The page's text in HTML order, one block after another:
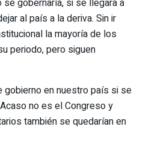
al país a la deriva. Sin ir
la mayoría de los
periodo, pero siguen
gobierno en nuestro país si se
no es el Congreso y
también se quedarían en